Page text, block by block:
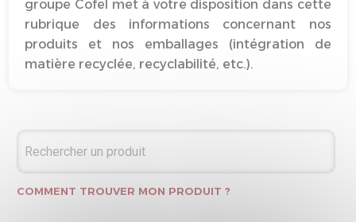
groupe Cofel met à votre disposition dans cette
rubrique des informations concernant nos
produits et nos emballages (intégration de
matière recyclée, recyclabilité, etc.).
COMMENT TROUVER MON PRODUIT ?